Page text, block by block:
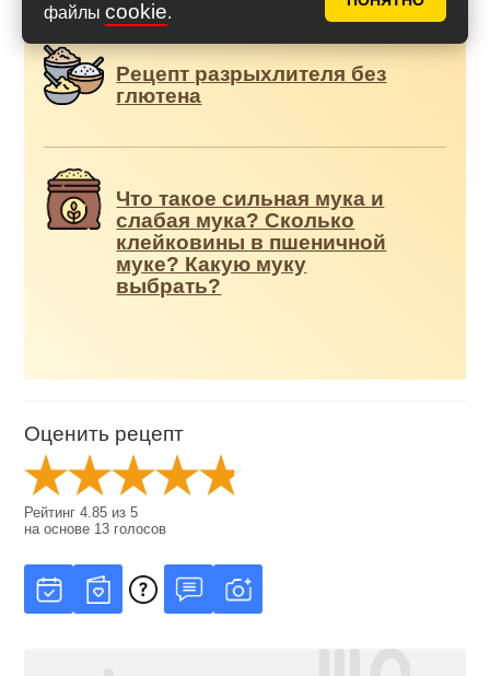
файлы cookie.
Рецепт разрыхлителя без
глютена
Что такое сильная мука и
слабая мука? Сколько
клейковины в пшеничной
муке? Какую муку
выбрать?
Оценить рецепт
Рейтинг4.85 из5
на основе 13 голосов